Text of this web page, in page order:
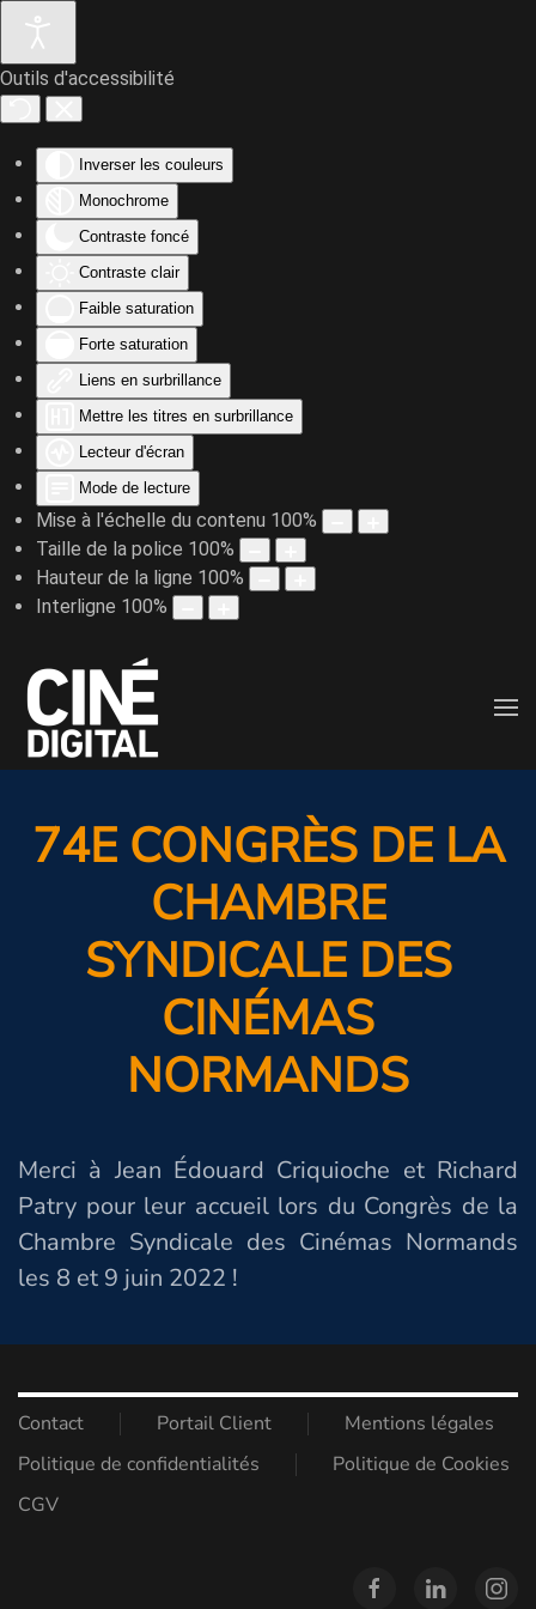
Outils d'accessibilité
Inverser les couleurs
Monochrome
Contraste foncé
Contraste clair
Faible saturation
Forte saturation
Liens en surbrillance
Mettre les titres en surbrillance
Lecteur d'écran
Mode de lecture
Mise à l'échelle du contenu 100%
Taille de la police 100%
Hauteur de la ligne 100%
Interligne 100%
Accéder au contenu principal
74E CONGRÈS DE LA
CHAMBRE
SYNDICALE DES
CINÉMAS
NORMANDS
Merci à Jean Édouard Criquioche et Richard
Patry pour leur accueil lors du Congrès de la
Chambre Syndicale des Cinémas Normands
les 8 et 9 juin 2022 !
Contact Portail Client
Mentions légales
Politique de confidentialités
Politique de Cookies
CGV